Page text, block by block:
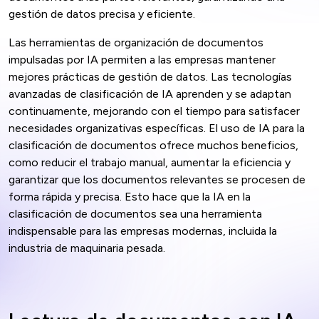
gestión de datos precisa y eficiente.
Las herramientas de organización de documentos
impulsadas por IA permiten a las empresas mantener
mejores prácticas de gestión de datos. Las tecnologías
avanzadas de clasificación de IA aprenden y se adaptan
continuamente, mejorando con el tiempo para satisfacer
necesidades organizativas específicas. El uso de IA para la
clasificación de documentos ofrece muchos beneficios,
como reducir el trabajo manual, aumentar la eficiencia y
garantizar que los documentos relevantes se procesen de
forma rápida y precisa. Esto hace que la IA en la
clasificación de documentos sea una herramienta
indispensable para las empresas modernas, incluida la
industria de maquinaria pesada.